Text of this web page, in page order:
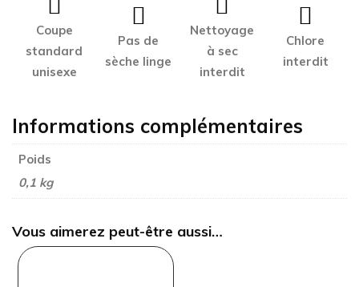
Coupe
standard
unisexe
Pas de
sèche linge
Nettoyage
à sec
interdit
Chlore
interdit
Informations complémentaires
Poids
0,1 kg
Vous aimerez peut-être aussi…